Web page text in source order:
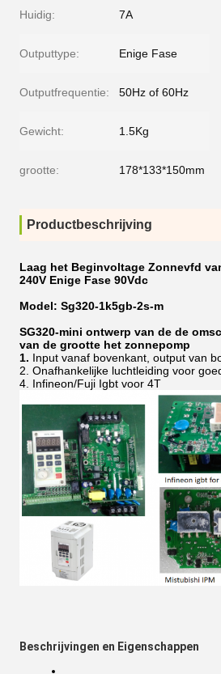
Huidig: 7A
Outputtype: Enige Fase
Outputfrequentie: 50Hz of 60Hz
Gewicht: 1.5Kg
grootte: 178*133*150mm
Productbeschrijving
Laag het Beginvoltage Zonnevfd
240V Enige Fase 90Vdc
Model: Sg320-1k5gb-2s-m
SG320-mini ontwerp van de de
van de grootte het zonnepomp
1. Input vanaf bovenkant, output van
2. Onafhankelijke luchtleiding voor
4. Infineon/Fuji Igbt voor 4T
Beschrijvingen en Eigenschappen